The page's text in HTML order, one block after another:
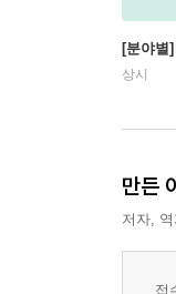
[분야별
상시
만든
저자,
접